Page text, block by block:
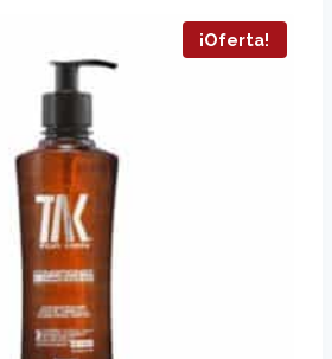
¡Oferta!